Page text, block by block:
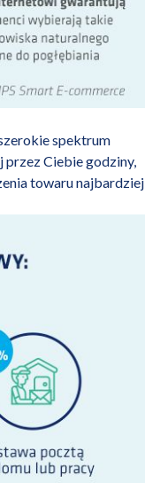
spektrum
Ciebie godziny,
towaru najbardziej